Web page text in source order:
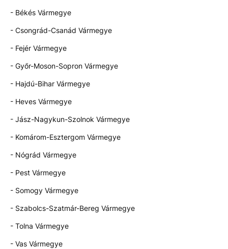
- Békés Vármegye
- Csongrád-Csanád Vármegye
- Fejér Vármegye
- Győr-Moson-Sopron Vármegye
- Hajdú-Bihar Vármegye
- Heves Vármegye
- Jász-Nagykun-Szolnok Vármegye
- Komárom-Esztergom Vármegye
- Nógrád Vármegye
- Pest Vármegye
- Somogy Vármegye
- Szabolcs-Szatmár-Bereg Vármegye
- Tolna Vármegye
- Vas Vármegye